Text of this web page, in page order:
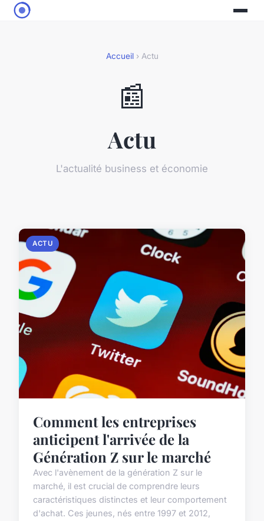
Accueil› Actu
📰
Actu
L'actualité business et économie
ACTU
Comment les entreprises
anticipent l'arrivée de la
Génération Z sur le marché
Avec l'avènement de la génération Z sur le
marché, il est crucial de comprendre leurs
caractéristiques distinctes et leur comportement
d'achat. Ces jeunes, nés entre 1997 et 2012,